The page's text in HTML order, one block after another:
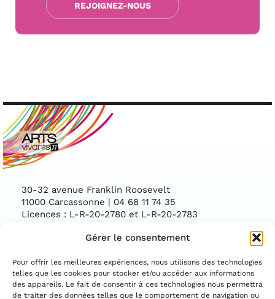
Gérer le consentement
Pour offrir les meilleures expériences, nous utilisons des technologies
telles que les cookies pour stocker et/ou accéder aux informations
des appareils. Le fait de consentir à ces technologies nous permettra
de traiter des données telles que le comportement de navigation ou
REJOIGNEZ-NOUS
30-32 avenue Franklin Roosevelt
11000 Carcassonne | 04 68 11 74 35
Licences : L-R-20-2780 et L-R-20-2783
Facebook
ASSOCIATION CONVENTIONNÉE PAR LE
DÉPARTEMENT DE L'AUDE ET LA DIRECTION